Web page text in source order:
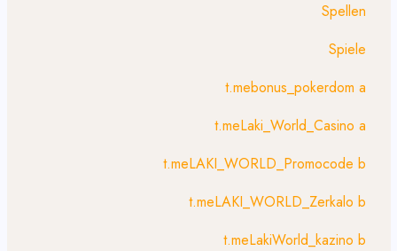
Spellen
Spiele
t.mebonus_pokerdom a
t.meLaki_World_Casino a
t.meLAKI_WORLD_Promocode b
t.meLAKI_WORLD_Zerkalo b
t.meLakiWorld_kazino b